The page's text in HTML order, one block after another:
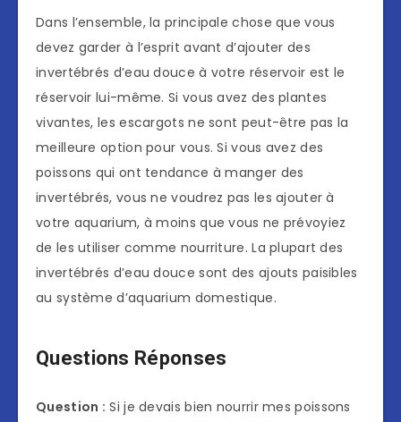
Dans l’ensemble, la principale chose que vous
devez garder à l’esprit avant d’ajouter des
invertébrés d’eau douce à votre réservoir est le
réservoir lui-même. Si vous avez des plantes
vivantes, les escargots ne sont peut-être pas la
meilleure option pour vous. Si vous avez des
poissons qui ont tendance à manger des
invertébrés, vous ne voudrez pas les ajouter à
votre aquarium, à moins que vous ne prévoyiez
de les utiliser comme nourriture. La plupart des
invertébrés d’eau douce sont des ajouts paisibles
au système d’aquarium domestique.
Questions Réponses
Question : Si je devais bien nourrir mes poissons